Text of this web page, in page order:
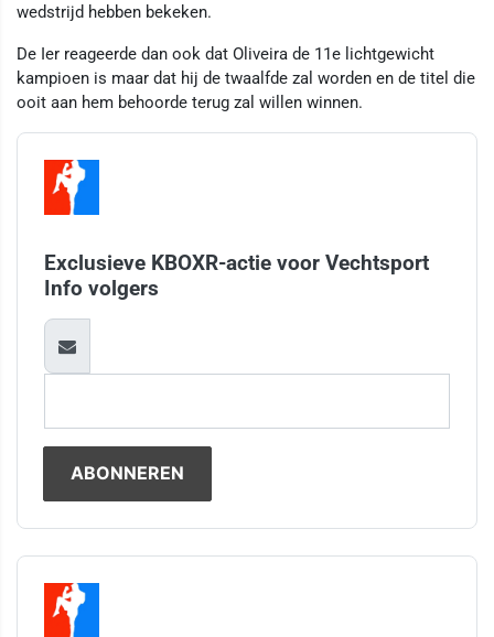
wedstrijd hebben bekeken.
De Ier reageerde dan ook dat Oliveira de 11e lichtgewicht
kampioen is maar dat hij de twaalfde zal worden en de titel die
ooit aan hem behoorde terug zal willen winnen.
Exclusieve KBOXR-actie voor Vechtsport
Info volgers